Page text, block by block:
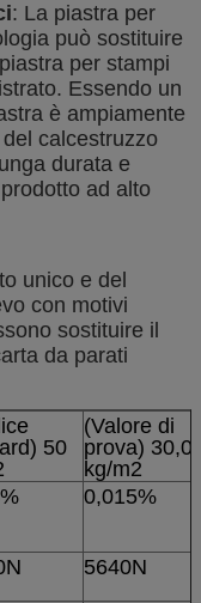
: La piastra per
può sostituire
per stampi
Essendo un
è ampiamente
calcestruzzo
durata e
ad alto
unico e del
con motivi
sostituire il
da parati
50
(Valore di
prova) 30,0
kg/m2
0,015%
5640N